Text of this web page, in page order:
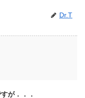
Dr.T
が．．．